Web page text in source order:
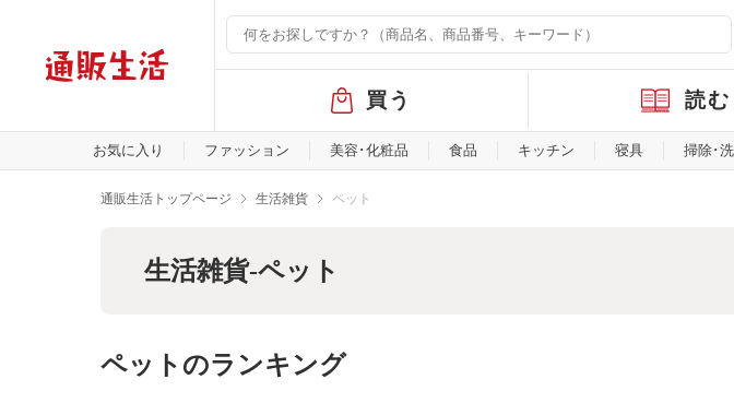
バ
ル
メ
ー
買う 読む
お気に入り ファッション 美容･化粧品 食品 キッチン 寝具 掃除･
通販生活トップページ 生活雑貨 ペット
生活雑貨-ペット
ペットのランキング